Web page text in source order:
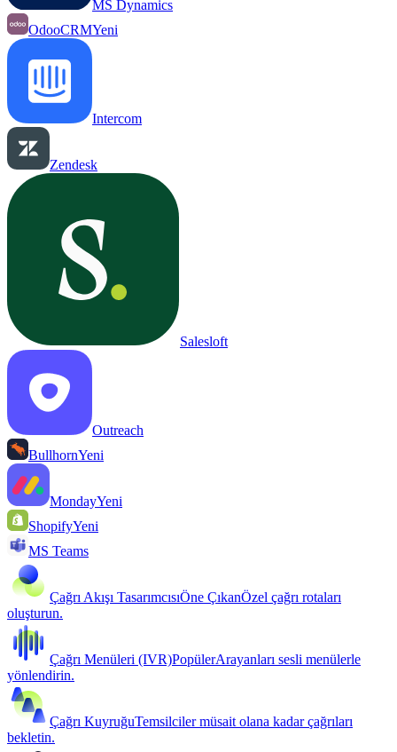
MS Dynamics
OdooCRMYeni
Intercom
Zendesk
Salesloft
Outreach
BullhornYeni
MondayYeni
ShopifyYeni
MS Teams
Çağrı Akışı TasarımcısıÖne ÇıkanÖzel çağrı rotaları
oluşturun.
Çağrı Menüleri (IVR)PopülerArayanları sesli menülerle
yönlendirin.
Çağrı KuyruğuTemsilciler müsait olana kadar çağrıları
bekletin.